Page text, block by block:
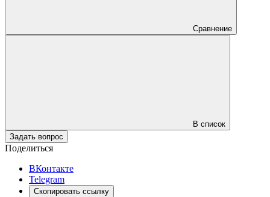
Сравнение
В список
Задать вопрос
Поделиться
ВКонтакте
Telegram
Скопировать ссылку